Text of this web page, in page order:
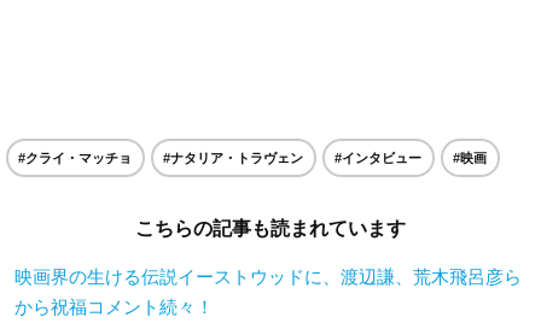
#クライ・マッチョ #ナタリア・トラヴェン #インタビュー #映画
こちらの記事も読まれています
映画界の生ける伝説イーストウッドに、渡辺謙、荒木飛呂彦ら
から祝福コメント続々！